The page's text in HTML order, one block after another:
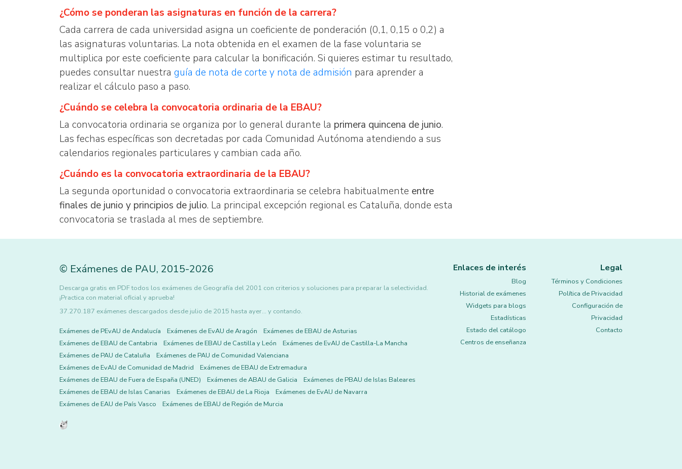
¿Cómo se ponderan las asignaturas en función de la carrera?
Cada carrera de cada universidad asigna un coeficiente de ponderación (0,1, 0,15 o 0,2) a
las asignaturas voluntarias. La nota obtenida en el examen de la fase voluntaria se
multiplica por este coeficiente para calcular la bonificación. Si quieres estimar tu resultado,
puedes consultar nuestra guía de nota de corte y nota de admisión para aprender a
realizar el cálculo paso a paso.
¿Cuándo se celebra la convocatoria ordinaria de la EBAU?
La convocatoria ordinaria se organiza por lo general durante la primera quincena de junio.
Las fechas específicas son decretadas por cada Comunidad Autónoma atendiendo a sus
calendarios regionales particulares y cambian cada año.
¿Cuándo es la convocatoria extraordinaria de la EBAU?
La segunda oportunidad o convocatoria extraordinaria se celebra habitualmente entre
finales de junio y principios de julio. La principal excepción regional es Cataluña, donde esta
convocatoria se traslada al mes de septiembre.
© Exámenes de PAU, 2015-2026
Descarga gratis en PDF todos los exámenes de Geografía del 2001 con criterios y soluciones para preparar la selectividad.
¡Practica con material oficial y aprueba!
37.270.187 exámenes descargados desde julio de 2015 hasta ayer... y contando.
Exámenes de PEvAU de Andalucía Exámenes de EvAU de Aragón
Exámenes de EBAU de Asturias
Exámenes de EBAU de Cantabria
Exámenes de EBAU de Castilla y León
Exámenes de EvAU de Castilla-La Mancha
Exámenes de PAU de Cataluña
Exámenes de PAU de Comunidad Valenciana
Exámenes de EvAU de Comunidad de Madrid
Exámenes de EBAU de Extremadura
Exámenes de EBAU de Fuera de España (UNED)
Exámenes de ABAU de Galicia
Exámenes de PBAU de Islas Baleares
Exámenes de EBAU de Islas Canarias
Exámenes de EBAU de La Rioja
Exámenes de EvAU de Navarra
Exámenes de EAU de País Vasco
Exámenes de EBAU de Región de Murcia
Enlaces de interés
Blog
Historial de exámenes
Widgets para blogs
Estadísticas
Estado del catálogo
Centros de enseñanza
Legal
Términos y Condiciones
Política de Privacidad
Configuración de
Privacidad
Contacto